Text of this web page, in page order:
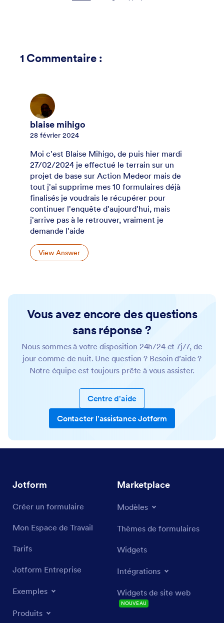
1 Commentaire :
blaise mihigo
28 février 2024
Moi c'est Blaise Mihigo, de puis hier mardi
27/02/2024 je effectué le terrain sur un
projet de base sur Action Medeor mais de
tout j'ai supprime mes 10 formulaires déjà
finalisés je voudrais le récupérer pour
continuer l'enquête d'aujourd'hui, mais
j'arrive pas à le retrouver, vraiment je
demande l'aide
View Answer
Vous avez encore des questions
sans réponse ?
Nous sommes à votre disposition 24h/24 et 7j/7, de
jour comme de nuit. Une question ? Besoin d’aide ?
Notre équipe est toujours prête à vous assister.
Centre d'aide
Contacter l'assistance Jotform
Jotform
Créer un formulaire
Mon Espace de Travail
Tarifs
Jotform Entreprise
Exemples
Produits
Marketplace
Modèles
Thèmes de formulaires
Widgets
Intégrations
Widgets de site web
NOUVEAU